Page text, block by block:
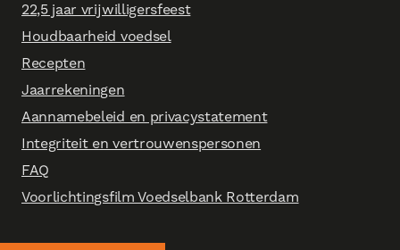
22,5 jaar vrijwilligersfeest
Houdbaarheid voedsel
Recepten
Jaarrekeningen
Aannamebeleid en privacystatement
Integriteit en vertrouwenspersonen
FAQ
Voorlichtingsfilm Voedselbank Rotterdam